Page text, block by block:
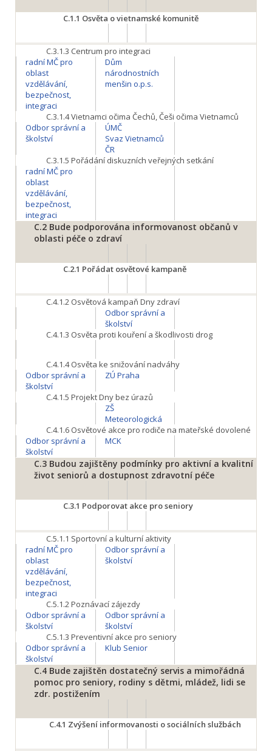
C.1.1 Osvěta o vietnamské komunitě
C.3.1.3 Centrum pro integraci
radní MČ pro
oblast
vzdělávání,
bezpečnost,
integraci
Dům
národnostních
menšin o.p.s.
C.3.1.4Vietnamci očima Čechů, Češi očima Vietnamců
Odbor správní a
školství
ÚMČ
Svaz Vietnamců
ČR
C.3.1.5 Pořádání diskuzních veřejných setkání
radní MČ pro
oblast
vzdělávání,
bezpečnost,
integraci
C.2 Bude podporována informovanost občanů v
oblasti péče o zdraví
C.2.1 Pořádat osvětové kampaně
C.4.1.2 Osvětová kampaň Dny zdraví
Odbor správní a
školství
C.4.1.3 Osvěta proti kouření a škodlivosti drog
C.4.1.4Osvěta ke snižování nadváhy
Odbor správní a
školství
ZÚ Praha
C.4.1.5 Projekt Dny bez úrazů
ZŠ
Meteorologická
C.4.1.6 Osvětové akce pro rodiče na mateřské dovolené
Odbor správní a
školství
MCK
C.3 Budou zajištěny podmínky pro aktivní a kvalitní
život seniorů a dostupnost zdravotní péče
C.3.1 Podporovat akce pro seniory
C.5.1.1 Sportovní a kulturní aktivity
radní MČ pro
oblast
vzdělávání,
bezpečnost,
integraci
Odbor správní a
školství
C.5.1.2Poznávací zájezdy
Odbor správní a
školství
Odbor správní a
školství
C.5.1.3 Preventivní akce pro seniory
Odbor správní a
školství
Klub Senior
C.4 Bude zajištěn dostatečný servis a mimořádná
pomoc pro seniory, rodiny s dětmi, mládež, lidi se
zdr. postižením
C.4.1 Zvýšení informovanosti o sociálních službách